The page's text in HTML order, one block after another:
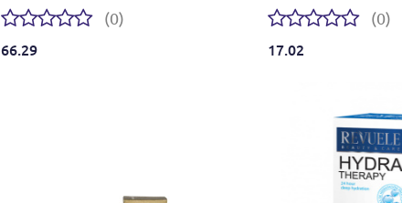
(0)
66.29
(0)
17.02